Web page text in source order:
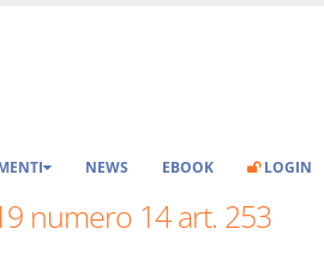
NEWS EBOOK LOGIN
numero 14 art. 253